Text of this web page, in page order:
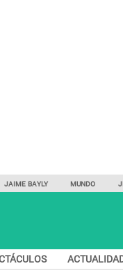
JAIME BAYLY MUNDO